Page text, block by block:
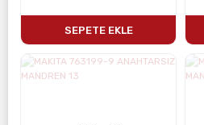
SEPETE EKLE